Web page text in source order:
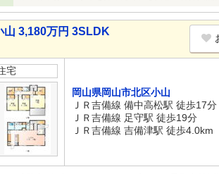
山 3,180万円 3SLDK
宅
岡山県岡山市北区小山
ＪＲ吉備線 備中高松駅 徒歩17分
ＪＲ吉備線 足守駅 徒歩19分
ＪＲ吉備線 吉備津駅 徒歩4.0km